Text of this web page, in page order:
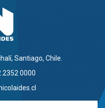
Santiago, Chile.
2352 0000